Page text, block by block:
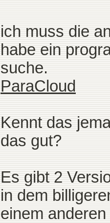
ich muss die
habe ein
suche.
ParaCloud
Kennt das
das gut?
Es gibt 2
in dem
einem